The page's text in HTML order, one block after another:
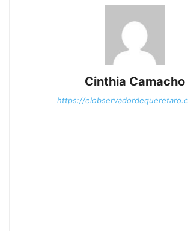
Cinthia Camacho
https://